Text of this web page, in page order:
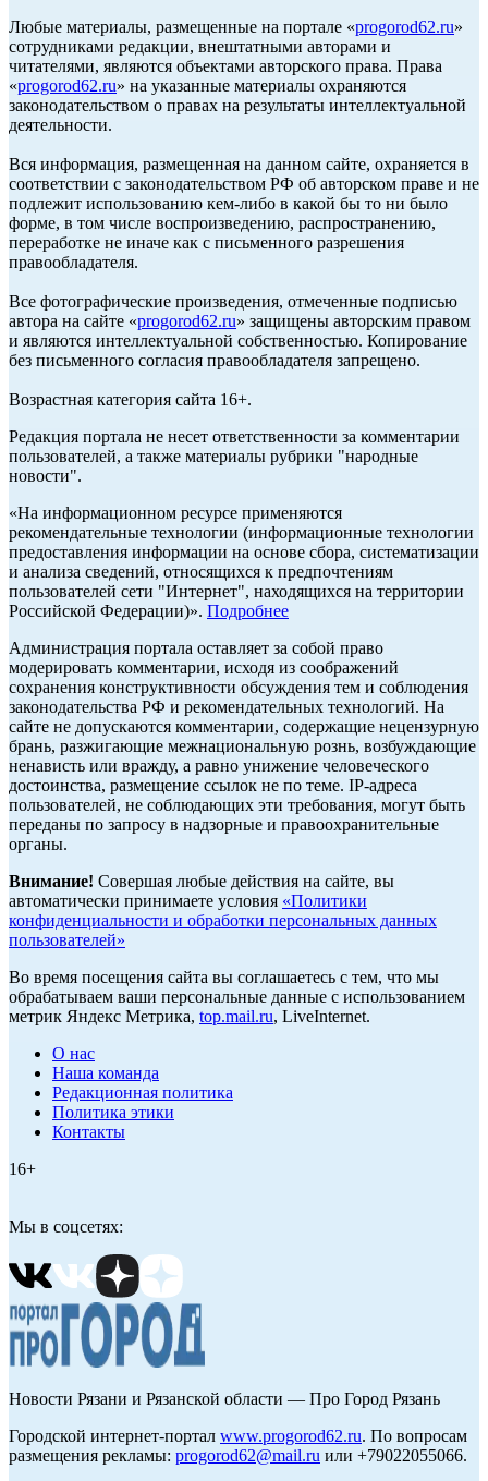
Любые материалы, размещенные на портале «progorod62.ru»
сотрудниками редакции, внештатными авторами и
читателями, являются объектами авторского права. Права
«progorod62.ru» на указанные материалы охраняются
законодательством о правах на результаты интеллектуальной
деятельности.
Вся информация, размещенная на данном сайте, охраняется в
соответствии с законодательством РФ об авторском праве и не
подлежит использованию кем-либо в какой бы то ни было
форме, в том числе воспроизведению, распространению,
переработке не иначе как с письменного разрешения
правообладателя.
Все фотографические произведения, отмеченные подписью
автора на сайте «progorod62.ru» защищены авторским правом
и являются интеллектуальной собственностью. Копирование
без письменного согласия правообладателя запрещено.
Возрастная категория сайта 16+.
Редакция портала не несет ответственности за комментарии
пользователей, а также материалы рубрики "народные
новости".
«На информационном ресурсе применяются
рекомендательные технологии (информационные технологии
предоставления информации на основе сбора, систематизации
и анализа сведений, относящихся к предпочтениям
пользователей сети "Интернет", находящихся на территории
Российской Федерации)». Подробнее
Администрация портала оставляет за собой право
модерировать комментарии, исходя из соображений
сохранения конструктивности обсуждения тем и соблюдения
законодательства РФ и рекомендательных технологий. На
сайте не допускаются комментарии, содержащие нецензурную
брань, разжигающие межнациональную рознь, возбуждающие
ненависть или вражду, а равно унижение человеческого
достоинства, размещение ссылок не по теме. IP-адреса
пользователей, не соблюдающих эти требования, могут быть
переданы по запросу в надзорные и правоохранительные
органы.
Внимание! Совершая любые действия на сайте, вы
автоматически принимаете условия «Политики
конфиденциальности и обработки персональных данных
пользователей»
Во время посещения сайта вы соглашаетесь с тем, что мы
обрабатываем ваши персональные данные с использованием
метрик Яндекс Метрика, top.mail.ru, LiveInternet.
О нас
Наша команда
Редакционная политика
Политика этики
Контакты
16+
Мы в соцсетях:
Новости Рязани и Рязанской области — Про Город Рязань
Городской интернет-портал www.progorod62.ru. По вопросам
размещения рекламы: progorod62@mail.ru или +79022055066.